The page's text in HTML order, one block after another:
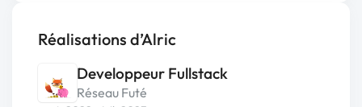
Réalisations d’Alric
Developpeur Fullstack
Réseau Futé